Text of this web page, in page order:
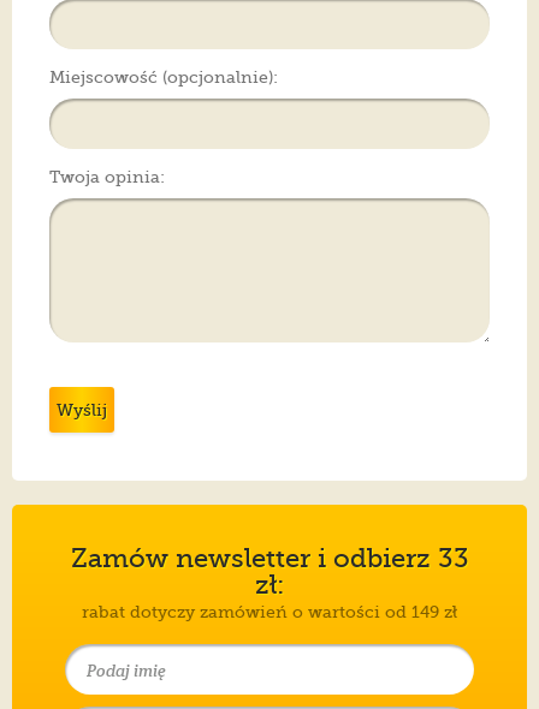
Miejscowość (opcjonalnie):
Twoja opinia:
Wyślij
Zamów newsletter i odbierz 33
zł:
rabat dotyczy zamówień o wartości od 149 zł